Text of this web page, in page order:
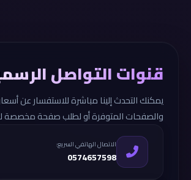
قنوات التواصل
يمكنك التحدث إلينا مباشرة للاستفسار عن
والصفحات المتوفرة أو لطلب صفحة مخصصة
الاتصال الهاتفي السريع:
0574657598